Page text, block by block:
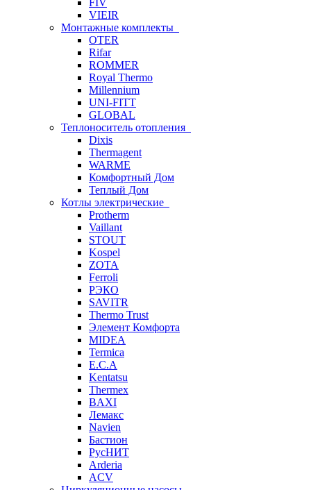
FIV
VIEIR
Монтажные комплекты
OTER
Rifar
ROMMER
Royal Thermo
Millennium
UNI-FITT
GLOBAL
Теплоноситель отопления
Dixis
Thermagent
WARME
Комфортный Дом
Теплый Дом
Котлы электрические
Protherm
Vaillant
STOUT
Kospel
ZOTA
Ferroli
РЭКО
SAVITR
Thermo Trust
Элемент Комфорта
MIDEA
Termica
E.C.A
Kentatsu
Thermex
BAXI
Лемакс
Navien
Бастион
РусНИТ
Arderia
ACV